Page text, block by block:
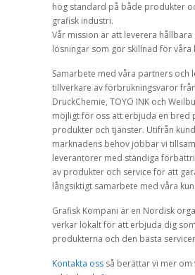
hög standard på både produkter
grafisk industri.
Vår mission är att leverera hållbara
lösningar som gör skillnad för våra
Samarbete med våra partners och
tillverkare av förbrukningsvaror
DruckChemie, TOYO INK och
möjligt för oss att erbjuda en bred
produkter och tjänster. Utifrån
marknadens behov jobbar vi
leverantörer med ständiga
av produkter och service för att
långsiktigt samarbete med våra
Grafisk Kompani är en Nordisk
verkar lokalt för att erbjuda dig
produkterna och den bästa
Kontakta oss så berättar vi mer om